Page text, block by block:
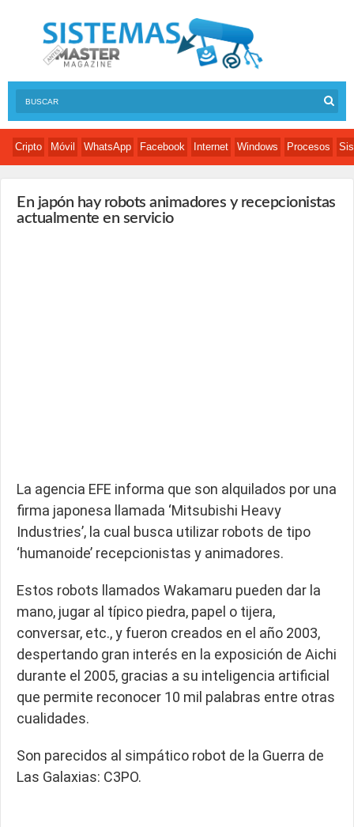
Cripto Móvil WhatsApp Facebook Internet Windows Procesos
En japón hay robots animadores y recepcionistas
actualmente en servicio
La agencia EFE informa que son alquilados por una
firma japonesa llamada ‘Mitsubishi Heavy
Industries’, la cual busca utilizar robots de tipo
‘humanoide’ recepcionistas y animadores.
Estos robots llamados Wakamaru pueden dar la
mano, jugar al típico piedra, papel o tijera,
conversar, etc., y fueron creados en el año 2003,
despertando gran interés en la exposición de Aichi
durante el 2005, gracias a su inteligencia artificial
que permite reconocer 10 mil palabras entre otras
cualidades.
Son parecidos al simpático robot de la Guerra de
Las Galaxias: C3PO.